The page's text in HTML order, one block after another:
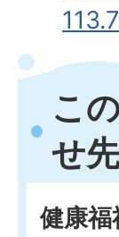
こ
せ先
健康福